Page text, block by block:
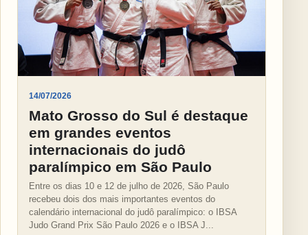
14/07/2026
Mato Grosso do Sul é destaque
em grandes eventos
internacionais do judô
paralímpico em São Paulo
Entre os dias 10 e 12 de julho de 2026, São Paulo
recebeu dois dos mais importantes eventos do
calendário internacional do judô paralímpico: o IBSA
Judo Grand Prix São Paulo 2026 e o IBSA J...